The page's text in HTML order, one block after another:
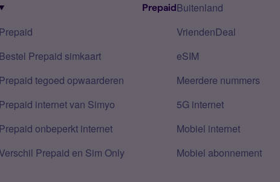
Prepaid
Prepaid
Bestel Prepaid simkaart
Prepaid tegoed opwaarderen
Prepaid internet van Simyo
Prepaid onbeperkt internet
Verschil Prepaid en Sim Only
Buitenland
VriendenDeal
eSIM
Meerdere nummers
5G internet
Mobiel internet
Mobiel abonnement